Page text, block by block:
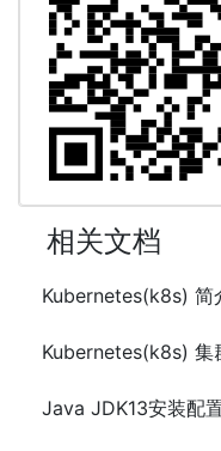
相关文档
Kubernetes(k8s) 简
Kubernetes(k8s) 集
Java JDK13安装配